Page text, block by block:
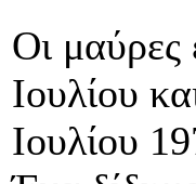
Οι μαύρες
Ιουλίου
Ιουλίου